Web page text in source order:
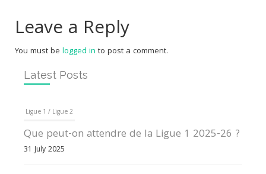
Leave a Reply
You must be logged in to post a comment.
Latest Posts
Ligue 1 / Ligue 2
Que peut-on attendre de la Ligue 1 2025-26 ?
31 July 2025